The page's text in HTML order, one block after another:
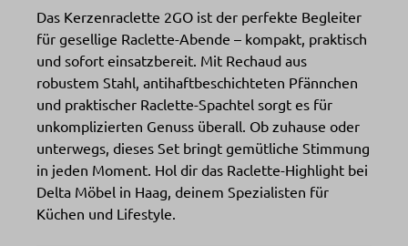
Das Kerzenraclette 2GO ist der perfekte Begleiter
für gesellige Raclette-Abende – kompakt, praktisch
und sofort einsatzbereit. Mit Rechaud aus
robustem Stahl, antihaftbeschichteten Pfännchen
und praktischer Raclette-Spachtel sorgt es für
unkomplizierten Genuss überall. Ob zuhause oder
unterwegs, dieses Set bringt gemütliche Stimmung
in jeden Moment. Hol dir das Raclette-Highlight bei
Delta Möbel in Haag, deinem Spezialisten für
Küchen und Lifestyle.